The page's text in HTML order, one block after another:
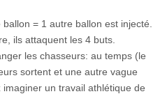
= 1 autre ballon est injecté.
ils attaquent les 4 buts.
les chasseurs: au temps (le
sortent et une autre vague
un travail athlétique de